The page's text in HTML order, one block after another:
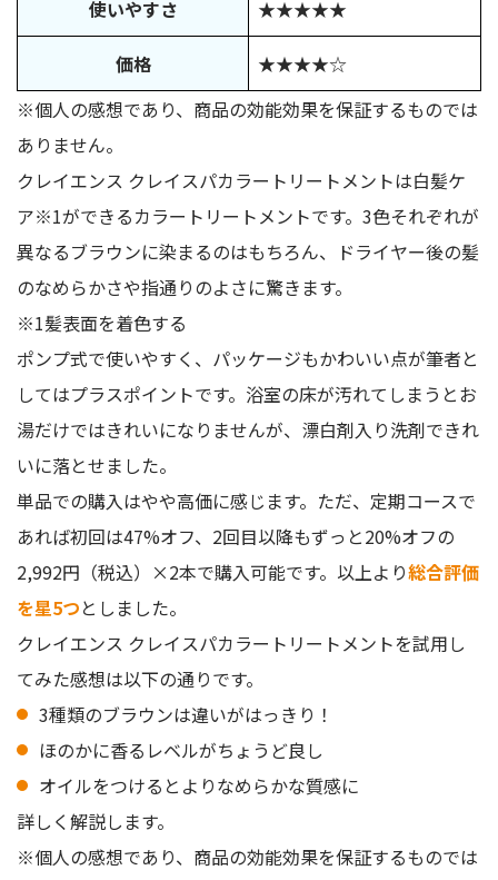
使いやすさ ★★★★★
価格
★★★★☆
※個人の感想であり、商品の効能効果を保証するものでは
ありません。
クレイエンス クレイスパカラートリートメントは白髪ケ
ア※1ができるカラートリートメントです。3色それぞれが
異なるブラウンに染まるのはもちろん、ドライヤー後の髪
のなめらかさや指通りのよさに驚きます。
※1髪表面を着色する
ポンプ式で使いやすく、パッケージもかわいい点が筆者と
してはプラスポイントです。浴室の床が汚れてしまうとお
湯だけではきれいになりませんが、漂白剤入り洗剤できれ
いに落とせました。
単品での購入はやや高価に感じます。ただ、定期コースで
あれば初回は47%オフ、2回目以降もずっと20%オフの
2,992円（税込）×2本で購入可能です。以上より総合評価
を星5つとしました。
クレイエンス クレイスパカラートリートメントを試用し
てみた感想は以下の通りです。
3種類のブラウンは違いがはっきり！
ほのかに香るレベルがちょうど良し
オイルをつけるとよりなめらかな質感に
詳しく解説します。
※個人の感想であり、商品の効能効果を保証するものでは